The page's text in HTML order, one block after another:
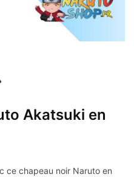
Akatsuki en
ce chapeau noir Naruto en